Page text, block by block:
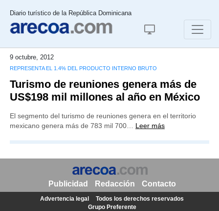
Diario turístico de la República Dominicana
9 octubre, 2012
REPRESENTA EL 1.4% DEL PRODUCTO INTERNO BRUTO
Turismo de reuniones genera más de
US$198 mil millones al año en México
El segmento del turismo de reuniones genera en el territorio
mexicano genera más de 783 mil 700… Leer más
Publicidad Redacción Contacto
Advertencia legal
Todos los derechos reservados
Grupo Preferente